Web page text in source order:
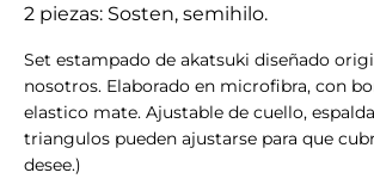
2 piezas: Sosten, semihilo.
Set estampado de akatsuki diseñado
nosotros. Elaborado en microfibra, con
elastico mate. Ajustable de cuello,
triangulos pueden ajustarse para que
desee.)